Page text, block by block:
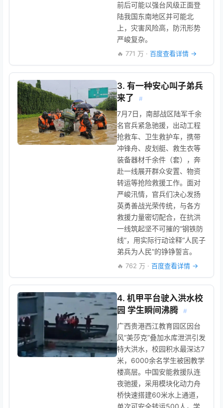
前后可能以强台风级正面登
陆我国东南地区并可能北
上，灾害风险高，防汛形势
严峻复杂。
🔥 771 万 · 百度查看详情 →
3. 有一种安心叫子弟兵
来了
#
7月7日，南部战区陆军千余
名官兵紧急驰援，出动工程
抢救车、卫生救护车，携带
冲锋舟、皮划艇、救生衣等
装备器材千余件（套），奔
赴一线展开群众安置、物资
转运等抢险救援工作。面对
严峻汛情，官兵们决心发扬
英勇善战光荣传统，与各方
救援力量密切配合，在抗洪
一线筑起坚不可摧的“钢铁防
线”，用实际行动诠释“人民子
弟兵为人民”的铮铮誓言。
🔥 762 万 · 百度查看详情 →
4. 机甲平台驶入洪水校
园 学生瞬间沸腾
#
广西贵港西江教育园区因台
风“美莎克”叠加水库泄洪引发
特大洪水，校园积水最深达7
米，6000余名学生被困教学
楼高层。中国安能救援队连
夜驰援，采用模块化动力舟
桥快速搭建60米水上通道，